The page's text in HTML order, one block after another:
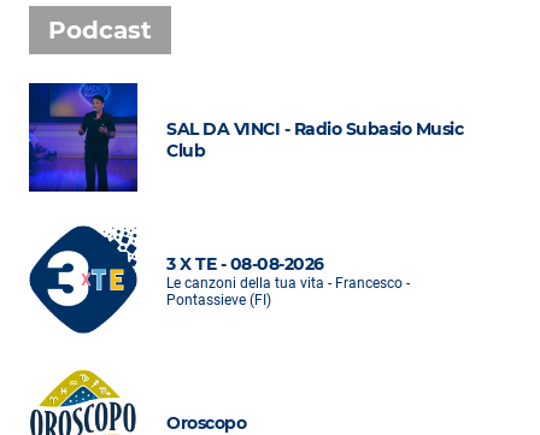
Podcast
SAL DA VINCI - Radio Subasio Music
Club
3 X TE - 08-08-2026
Le canzoni della tua vita - Francesco -
Pontassieve (FI)
Oroscopo